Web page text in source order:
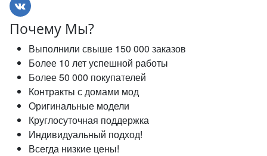
Почему Мы?
Выполнили свыше 150 000 заказов
Более 10 лет успешной работы
Более 50 000 покупателей
Контракты с домами мод
Оригинальные модели
Круглосуточная поддержка
Индивидуальный подход!
Всегда низкие цены!